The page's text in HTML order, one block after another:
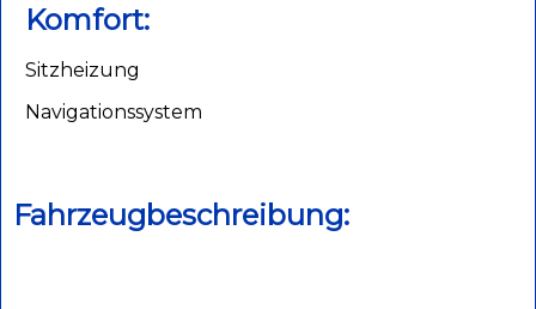
Komfort:
Sitzheizung
Navigationssystem
Fahrzeugbeschreibung: